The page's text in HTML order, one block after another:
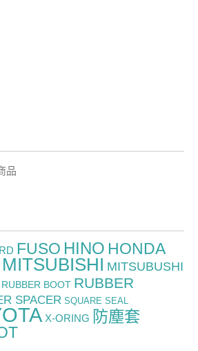
品
FUSO HINO HONDA
MITSUBISHI MITSUBUSHI
RUBBER BOOT RUBBER
SPACER SQUARE SEAL
X-ORING 防塵套